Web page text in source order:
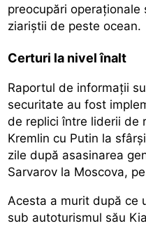
preocupări
ziariștii de peste ocean.
Certuri la nivel înalt
Raportul de informații
securitate au fost
de replici între liderii de
Kremlin cu Putin la
zile după asasinarea
Sarvarov la Moscova,
Acesta a murit după ce
sub autoturismul său